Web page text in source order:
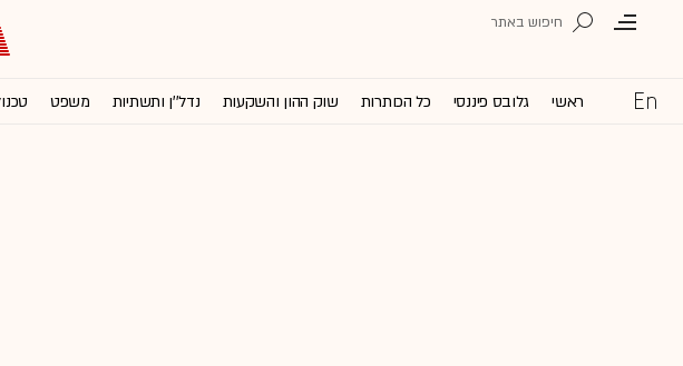
ראשי גלובס פיננסי כל הכותרות שוק ההון והשקעות נדל''ן ותשתיות משפט